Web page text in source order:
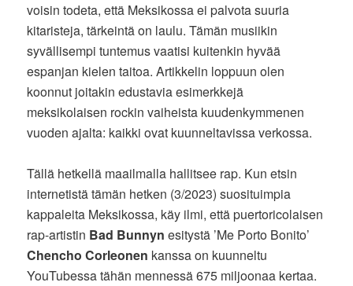
voisin todeta, että Meksikossa ei palvota suuria
kitaristeja, tärkeintä on laulu. Tämän musiikin
syvällisempi tuntemus vaatisi kuitenkin hyvää
espanjan kielen taitoa. Artikkelin loppuun olen
koonnut joitakin edustavia esimerkkejä
meksikolaisen rockin vaiheista kuudenkymmenen
vuoden ajalta: kaikki ovat kuunneltavissa verkossa.
Tällä hetkellä maailmalla hallitsee rap. Kun etsin
internetistä tämän hetken (3/2023) suosituimpia
kappaleita Meksikossa, käy ilmi, että puertoricolaisen
rap-artistin Bad Bunnyn esitystä ’Me Porto Bonito’
Chencho Corleonen kanssa on kuunneltu
YouTubessa tähän mennessä 675 miljoonaa kertaa.